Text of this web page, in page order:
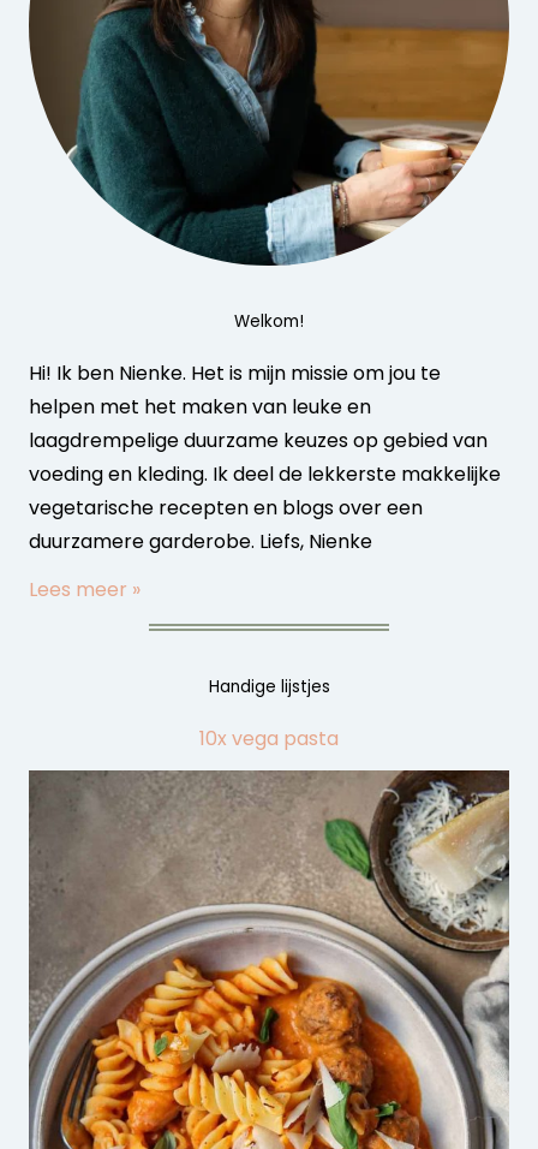
Welkom!
Hi! Ik ben Nienke. Het is mijn missie om jou te
helpen met het maken van leuke en
laagdrempelige duurzame keuzes op gebied van
voeding en kleding. Ik deel de lekkerste makkelijke
vegetarische recepten en blogs over een
duurzamere garderobe. Liefs, Nienke
Lees meer »
Handige lijstjes
10x vega pasta